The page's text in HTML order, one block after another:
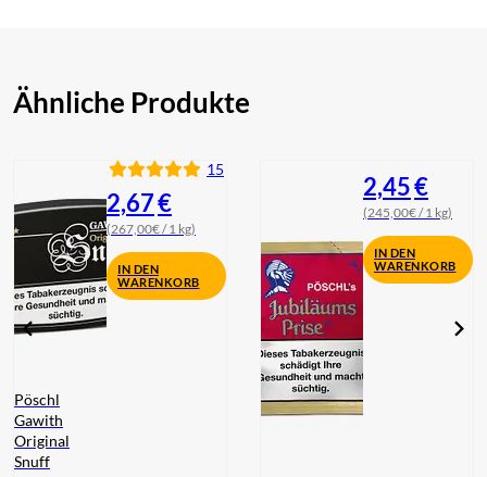
Ähnliche Produkte
Pöschl
Gawith
Original
Snuff
15
2,67€
(267,00€ / 1 kg)
IN DEN
WARENKORB
2,45€
(245,00€ / 1 kg)
IN DEN
WARENKORB